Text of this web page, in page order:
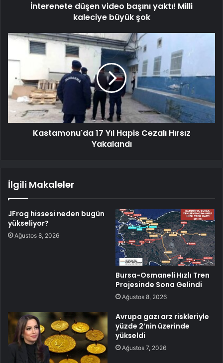
İnterenete düşen video başını yaktı! Milli
kaleciye büyük şok
Kastamonu'da 17 Yıl Hapis Cezalı Hırsız
Yakalandı
İlgili Makaleler
JFrog hissesi neden bugün
yükseliyor?
Ağustos 8, 2026
Bursa-Osmaneli Hızlı Tren
Projesinde Sona Gelindi
Ağustos 8, 2026
Avrupa gazı arz riskleriyle
yüzde 2’nin üzerinde
yükseldi
Ağustos 7, 2026